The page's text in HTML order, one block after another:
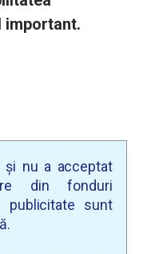
important.
și nu a acceptat
din fonduri
publicitate sunt